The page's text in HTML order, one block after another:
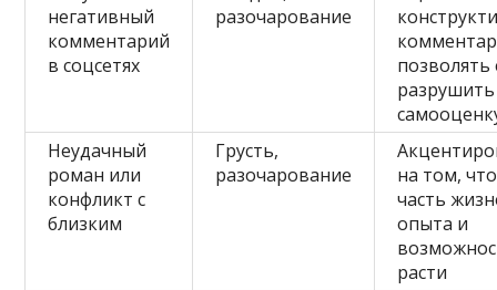
негативный
комментарий
в соцсетях
разочарование
позволять
разрушить
Неудачный
роман или
конфликт с
близким
Грусть,
разочарование
на том,
часть
опыта и
расти